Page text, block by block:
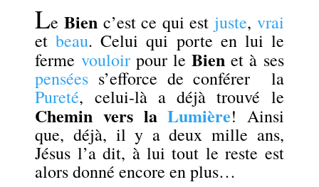
LeBien c’est ce qui est juste, vrai
etbeau. Celui qui porte en lui le
ferme vouloirpour leBien et à ses
pensées s’efforce de conférer la
Pureté, celui-là a déjà trouvé le
Chemin vers laLumière! Ainsi
que, déjà, il y a deux mille ans,
Jésus l’a dit, à lui tout le reste est
alors donné encore en plus…